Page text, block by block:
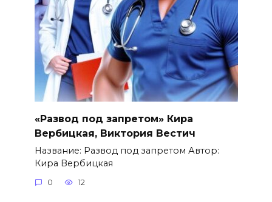
«Развод под запретом» Кира
Вербицкая, Виктория Вестич
Название: Развод под запретом Автор:
Кира Вербицкая
0 12